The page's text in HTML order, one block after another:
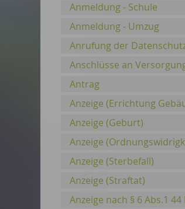
Anmeldung - Schule
Anmeldung - Umzug
Anrufung der
Anschlüsse an
Antrag
Anzeige (Errichtung
Anzeige (Geburt)
Anzeige
Anzeige (Sterbefall)
Anzeige (Straftat)
Anzeige nach § 6 Abs.1 44